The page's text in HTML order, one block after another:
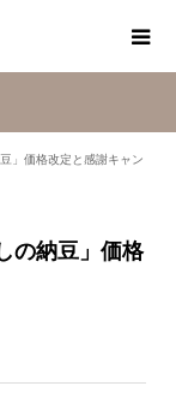
」価格改定と感謝キャン
の納豆」価格